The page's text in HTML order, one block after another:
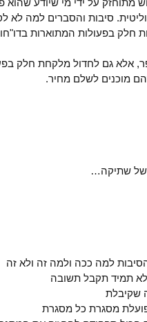
מתוחזק על ידי מי שיודע שהוא
סיבות והסברים למה לא
חלק בפעולות המתוארות
אלא גם לחדול מלקחת חלק
מוכנים לשלם מחיר.
של שתיקה…
למה ככה ולמה זה ולא זה
לא תמיד תקבל תשובה
שקיבלת
מסגרת כל מסגרת